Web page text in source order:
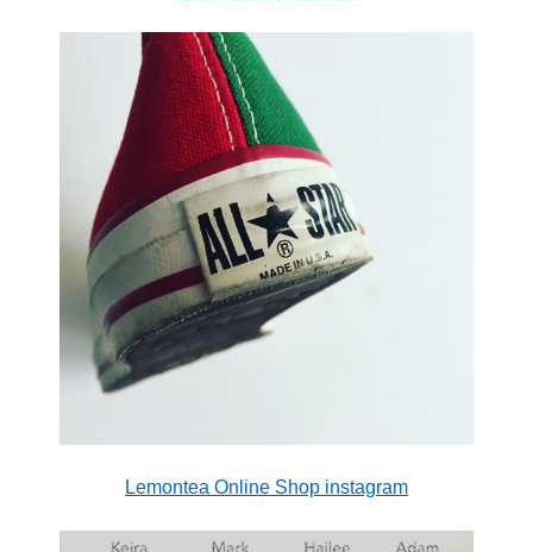
Lemontea Online Shop instagram